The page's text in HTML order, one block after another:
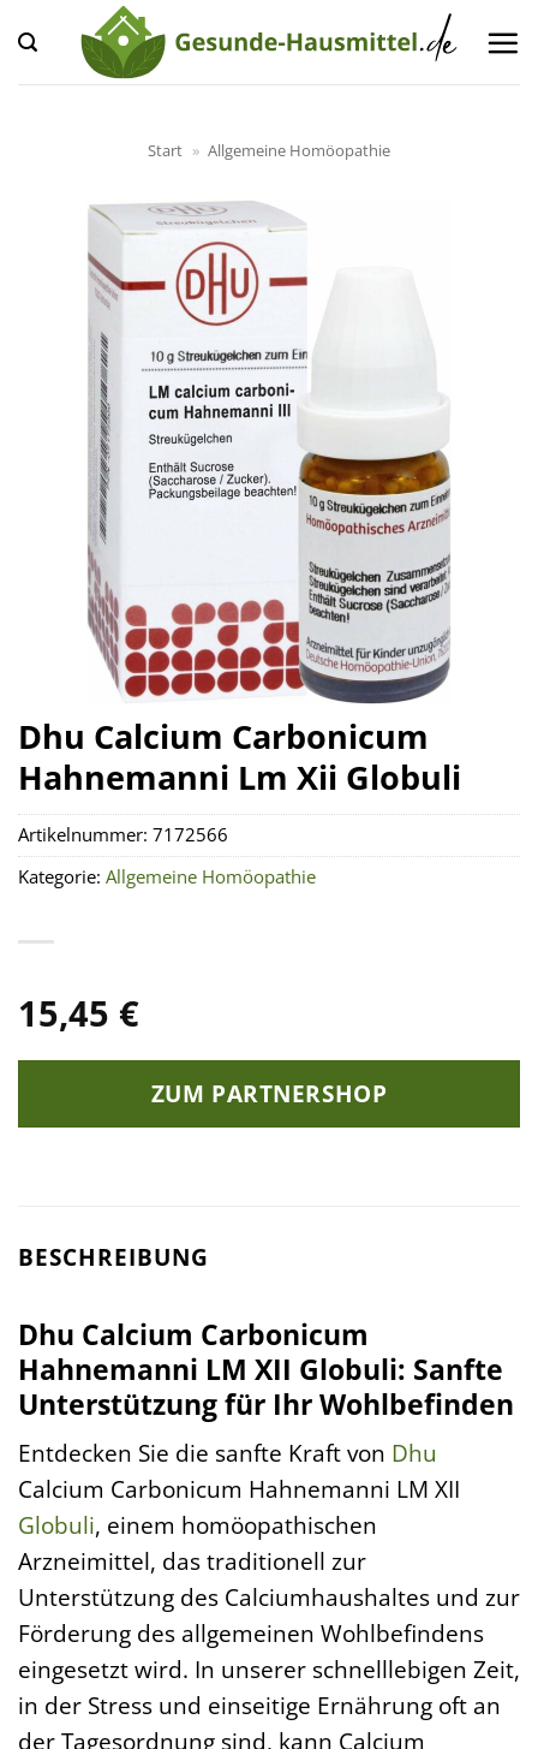
Inhalt
springen
Start » Allgemeine Homöopathie
Dhu Calcium Carbonicum
Hahnemanni Lm Xii Globuli
15,45 €
ZUM PARTNERSHOP
Artikelnummer: 7172566
Kategorie: Allgemeine Homöopathie
BESCHREIBUNG
Dhu Calcium Carbonicum
Hahnemanni LM XII Globuli: Sanfte
Unterstützung für Ihr Wohlbefinden
Entdecken Sie die sanfte Kraft von Dhu
Calcium Carbonicum Hahnemanni LM XII
Globuli, einem homöopathischen
Arzneimittel, das traditionell zur
Unterstützung des Calciumhaushaltes und zur
Förderung des allgemeinen Wohlbefindens
eingesetzt wird. In unserer schnelllebigen Zeit,
in der Stress und einseitige Ernährung oft an
der Tagesordnung sind, kann Calcium